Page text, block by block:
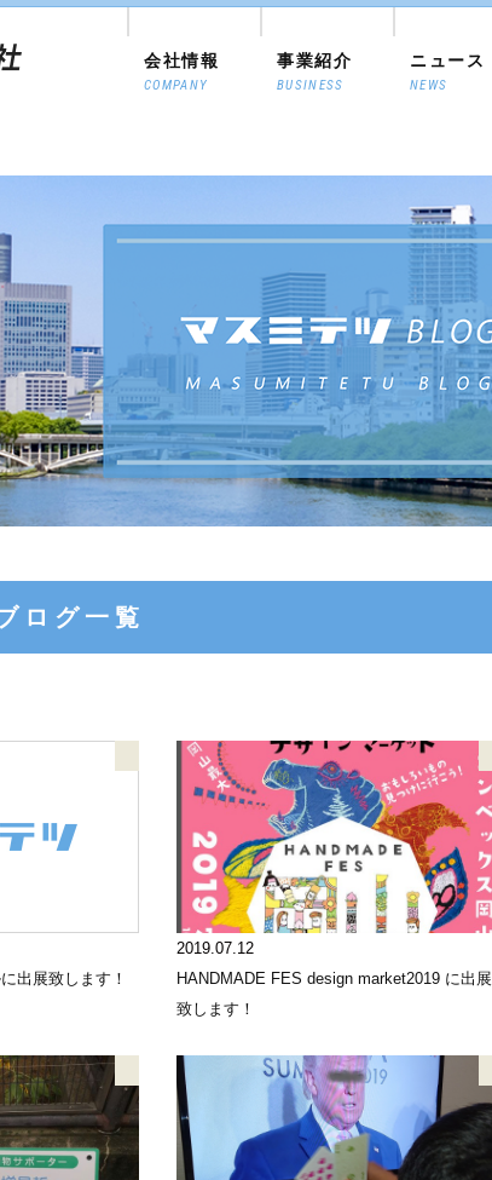
会社情報
COMPANY
事業紹介
BUSINESS
ニュース
NEWS
ログ一覧
出展致します！
2019.07.12
HANDMADE FES design market2019 に出展
致します！